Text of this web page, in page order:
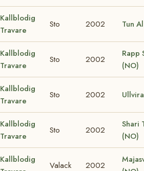
Kallblodig
Travare
Sto 2002 Tun
Kallblodig
Travare
Sto 2002
Rapp
(NO)
Kallblodig
Travare
Sto 2002
Kallblodig
Travare
Sto 2002
Shari
(NO)
Kallblodig
Valack 2002